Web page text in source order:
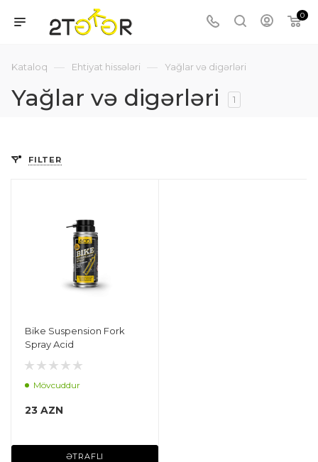
0
Kataloq — Ehtiyat hissələri — Yağlar və digərləri
Yağlar və digərləri 1
FILTER
Bike Suspension Fork
Spray Acid
Mövcuddur
23 AZN
ƏTRAFLI